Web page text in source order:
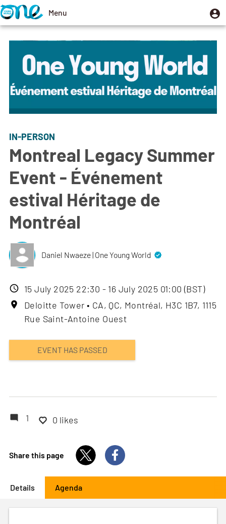
User
account
menu
Menu
Toggle
navigation
IN-PERSON
Montreal Legacy Summer
Event - Événement
estival Héritage de
Montréal
Daniel Nwaeze | One Young World
Event
date
15 July 2025 22:30 - 16 July 2025 01:00 (BST)
Event
location
Deloitte Tower • CA, QC, Montréal, H3C 1B7, 1115
Rue Saint-Antoine Ouest
EVENT HAS PASSED
1 0 likes
Share this page
Primary
tabs
Details (active tab)
Agenda